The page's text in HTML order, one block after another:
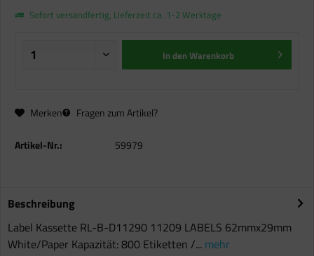
Sofort versandfertig, Lieferzeit ca. 1-2 Werktage
In denWarenkorb
Merken Fragen zum Artikel?
Artikel-Nr.: 59979
Beschreibung
Label Kassette RL-B-D11290 11209 LABELS 62mmx29mm
White/Paper Kapazität: 800 Etiketten /... mehr